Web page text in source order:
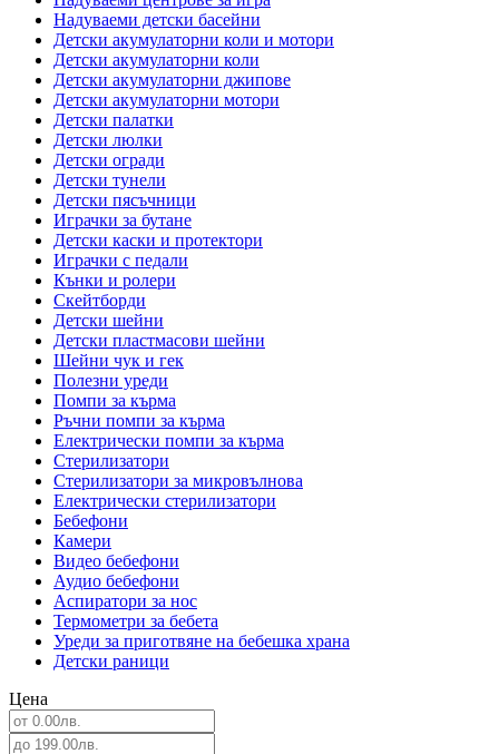
Надуваеми детски басейни
Детски акумулаторни коли и мотори
Детски акумулаторни коли
Детски акумулаторни джипове
Детски акумулаторни мотори
Детски палатки
Детски люлки
Детски огради
Детски тунели
Детски пясъчници
Играчки за бутане
Детски каски и протектори
Играчки с педали
Кънки и ролери
Скейтборди
Детски шейни
Детски пластмасови шейни
Шейни чук и гек
Полезни уреди
Помпи за кърма
Ръчни помпи за кърма
Електрически помпи за кърма
Стерилизатори
Стерилизатори за микровълнова
Електрически стерилизатори
Бебефони
Камери
Видео бебефони
Аудио бебефони
Аспиратори за нос
Термометри за бебета
Уреди за приготвяне на бебешка храна
Детски раници
Цена